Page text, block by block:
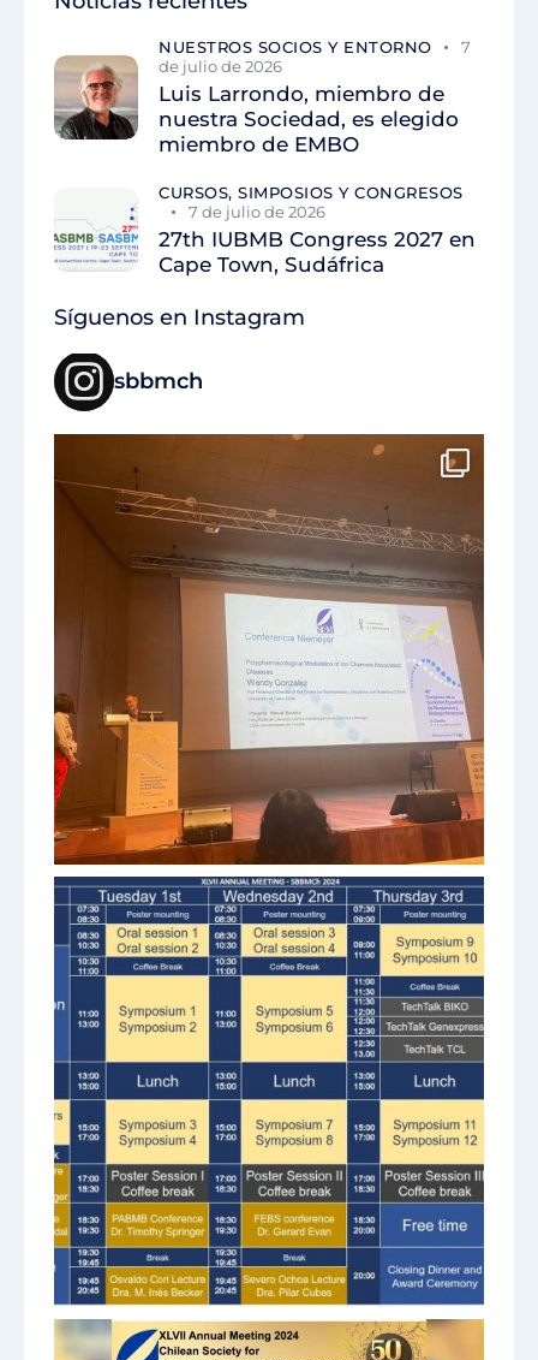
NUESTROS SOCIOS Y ENTORNO
7
de julio de 2026
Luis Larrondo, miembro de
nuestra Sociedad, es elegido
miembro de EMBO
CURSOS, SIMPOSIOS Y CONGRESOS
7 de julio de 2026
27th IUBMB Congress 2027 en
Cape Town, Sudáfrica
Síguenos en Instagram
sbbmch